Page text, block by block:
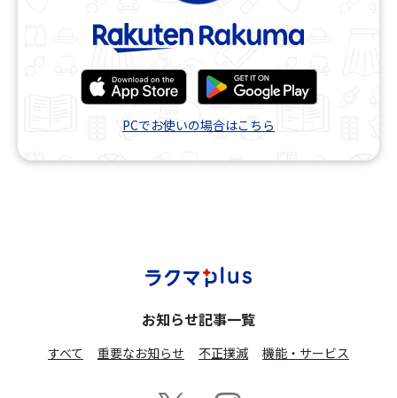
PCでお使いの場合はこちら
お知らせ記事一覧
すべて 重要なお知らせ 不正撲滅 機能・サービス